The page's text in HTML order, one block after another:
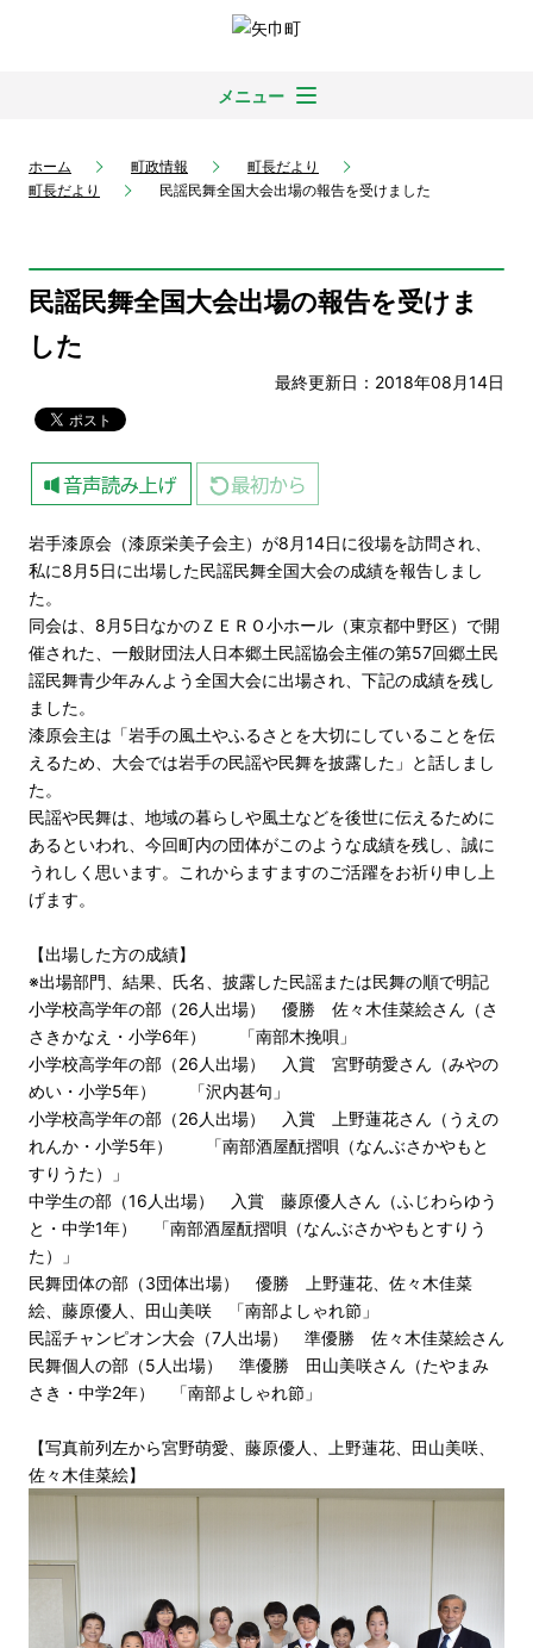
メニュー
ホーム 町政情報
町長だより
町長だより
民謡民舞全国大会出場の報告を受けました
民謡民舞全国大会出場の報告を受けま
した
最終更新日：2018年08月14日
岩手漆原会（漆原栄美子会主）が8月14日に役場を訪問され、
私に8月5日に出場した民謡民舞全国大会の成績を報告しまし
た。
同会は、8月5日なかのＺＥＲＯ小ホール（東京都中野区）で開
催された、一般財団法人日本郷土民謡協会主催の第57回郷土民
謡民舞青少年みんよう全国大会に出場され、下記の成績を残し
ました。
漆原会主は「岩手の風土やふるさとを大切にしていることを伝
えるため、大会では岩手の民謡や民舞を披露した」と話しまし
た。
民謡や民舞は、地域の暮らしや風土などを後世に伝えるために
あるといわれ、今回町内の団体がこのような成績を残し、誠に
うれしく思います。これからますますのご活躍をお祈り申し上
げます。
【出場した方の成績】
※出場部門、結果、氏名、披露した民謡または民舞の順で明記
小学校高学年の部（26人出場） 優勝 佐々木佳菜絵さん（さ
さきかなえ・小学6年） 「南部木挽唄」
小学校高学年の部（26人出場） 入賞 宮野萌愛さん（みやの
めい・小学5年） 「沢内甚句」
小学校高学年の部（26人出場） 入賞 上野蓮花さん（うえの
れんか・小学5年） 「南部酒屋酛摺唄（なんぶさかやもと
すりうた）」
中学生の部（16人出場） 入賞 藤原優人さん（ふじわらゆう
と・中学1年） 「南部酒屋酛摺唄（なんぶさかやもとすりう
た）」
民舞団体の部（3団体出場） 優勝 上野蓮花、佐々木佳菜
絵、藤原優人、田山美咲 「南部よしゃれ節」
民謡チャンピオン大会（7人出場） 準優勝 佐々木佳菜絵さん
民舞個人の部（5人出場） 準優勝 田山美咲さん（たやまみ
さき・中学2年） 「南部よしゃれ節」
【写真前列左から宮野萌愛、藤原優人、上野蓮花、田山美咲、
佐々木佳菜絵】